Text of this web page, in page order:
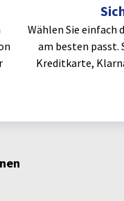
Wählen Sie einfach
am besten passt.
Kreditkarte,